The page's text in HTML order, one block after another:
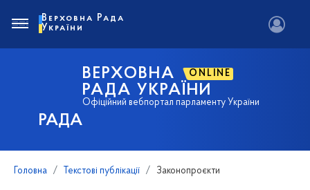
РАДА
ВЕРХОВНА ONLINE
РАДА УКРАЇНИ
Офіційний вебпортал парламенту України
Верховна Рада
України
Головна Текстові публікації Законопроєкти